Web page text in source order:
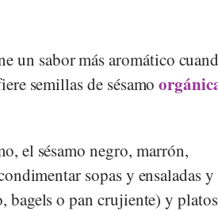
un sabor más aromático
semillas de sésamo
el sésamo negro, marrón,
sopas y ensaladas y
bagels o pan crujiente) y platos